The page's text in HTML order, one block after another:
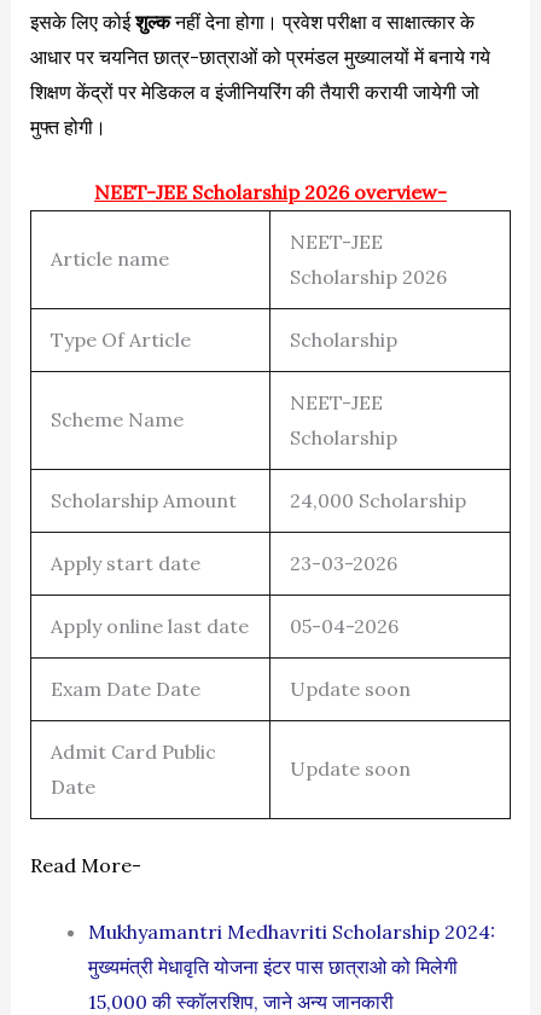
इसके लिए कोईशुल्कनहीं देना होगा। प्रवेश परीक्षा व साक्षात्कार के
आधार पर चयनित छात्र-छात्राओं को प्रमंडल मुख्यालयों में बनाये गये
शिक्षण केंद्रों पर मेडिकल व इंजीनियरिंग की तैयारी करायी जायेगी जो
मुफ्त होगी।
NEET-JEE Scholarship 2026 overview-
Article name
NEET-JEE
Scholarship 2026
Type Of Article Scholarship
Scheme Name
NEET-JEE
Scholarship
Scholarship Amount 24,000 Scholarship
Apply start date 23-03-2026
Apply online last date 05-04-2026
Exam Date Date Update soon
Admit Card Public
Date
Update soon
Read More-
Mukhyamantri Medhavriti Scholarship 2024:
मुख्यमंत्री मेधावृति योजना इंटर पास छात्राओ को मिलेगी
15,000 की स्कॉलरशिप, जाने अन्य जानकारी